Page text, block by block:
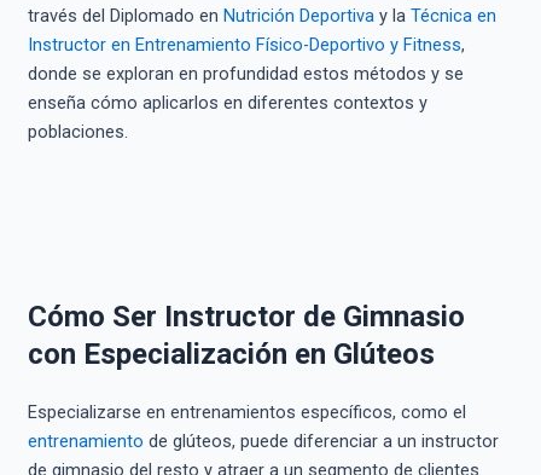
través del Diplomado en Nutrición Deportivay la Técnica en
Instructor en Entrenamiento Físico-Deportivo y Fitness,
donde se exploran en profundidad estos métodos y se
enseña cómo aplicarlos en diferentes contextos y
poblaciones.
Cómo Ser Instructor de Gimnasio
con Especialización en Glúteos
Especializarse en entrenamientos específicos, como el
entrenamiento de glúteos, puede diferenciar a un instructor
de gimnasio del resto y atraer a un segmento de clientes